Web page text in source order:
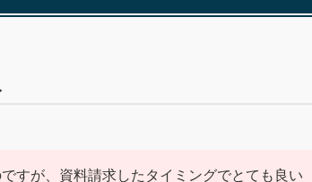
すが、資料請求したタイミングでとても良い